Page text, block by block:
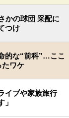
かの球団 采配に
つけ
的な“前科”…ここ
たワケ
イブや家族旅行